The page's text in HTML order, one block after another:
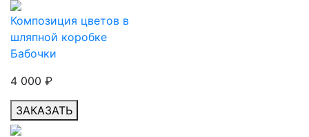
Композиция цветов в
шляпной коробке
Бабочки
4 000 ₽
ЗАКАЗАТЬ